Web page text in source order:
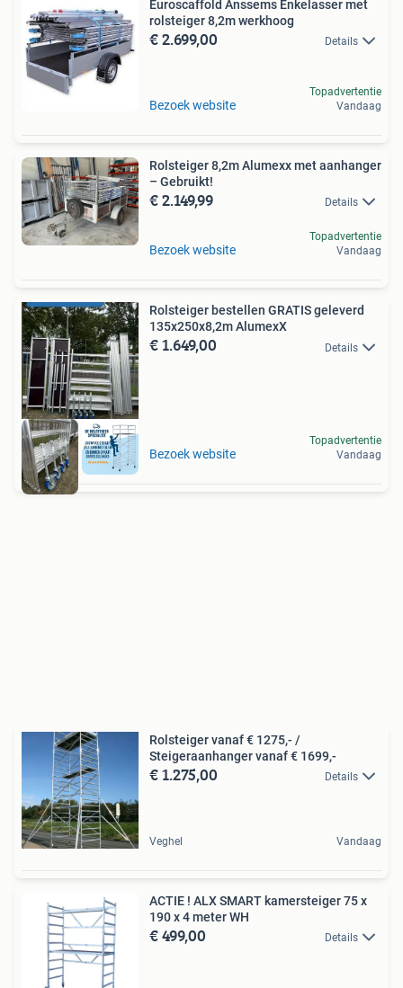
Euroscaffold Anssems Enkelasser met
rolsteiger 8,2m werkhoog
€ 2.699,00 Details
Bezoek website
Topadvertentie
Vandaag
Rolsteiger 8,2m Alumexx met aanhanger
– Gebruikt!
€ 2.149,99 Details
Bezoek website
Topadvertentie
Vandaag
Rolsteiger bestellen GRATIS geleverd
135x250x8,2m AlumexX
€ 1.649,00 Details
Bezoek website
Topadvertentie
Vandaag
Rolsteiger vanaf € 1275,- /
Steigeraanhanger vanaf € 1699,-
€ 1.275,00 Details
Veghel Vandaag
ACTIE ! ALX SMART kamersteiger 75 x
190 x 4 meter WH
€ 499,00 Details